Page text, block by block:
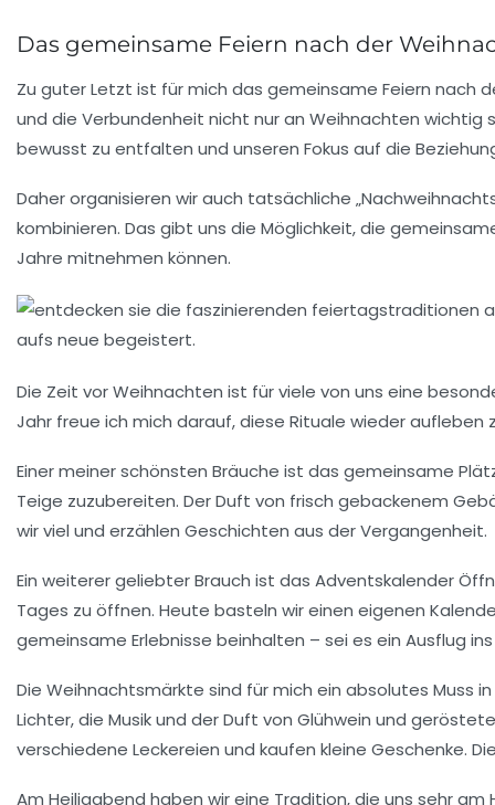
Das gemeinsame Feiern nach der
Zu guter Letzt ist für mich das gemeinsame Feiern nach
und die Verbundenheit nicht nur an Weihnachten
bewusst zu entfalten und unseren Fokus auf die
Daher organisieren wir auch tatsächliche
kombinieren. Das gibt uns die Möglichkeit, die
Jahre mitnehmen können.
Die Zeit vor Weihnachten ist für viele von uns eine
Jahr freue ich mich darauf, diese Rituale wieder
Einer meiner schönsten Bräuche ist das gemeinsame
Teige zuzubereiten. Der Duft von frisch gebackenem
wir viel und erzählen Geschichten aus der Vergangenheit.
Ein weiterer geliebter Brauch ist das Adventskalender
Tages zu öffnen. Heute basteln wir einen eigenen
gemeinsame Erlebnisse beinhalten – sei es ein Ausflug
Die Weihnachtsmärkte sind für mich ein absolutes Muss
Lichter, die Musik und der Duft von Glühwein und
verschiedene Leckereien und kaufen kleine Geschenke.
Am Heiligabend haben wir eine Tradition, die uns sehr